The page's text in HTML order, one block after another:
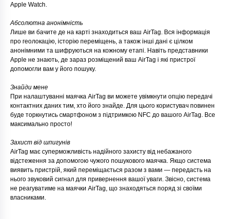
Apple Watch.
Абсолютна анонімність
Лише ви бачите де на карті знаходиться ваш AirTag. Вся інформація
про геолокацію, історію переміщень, а також інші дані є цілком
анонімними та шифруються на кожному етапі. Навіть представники
Apple не знають, де зараз розміщений ваш AirTag і які пристрої
допомогли вам у його пошуку.
Знайди мене
При налаштуванні маячка AirTag ви можете увімкнути опцію передачі
контактних даних тим, хто його знайде. Для цього користувач повинен
буде торкнутись смартфоном з підтримкою NFC до вашого AirTag. Все
максимально просто!
Захист від шпигунів
AirTag має суперможливість надійного захисту від небажаного
відстеження за допомогою чужого пошукового маячка. Якщо система
виявить пристрій, який переміщається разом з вами — передасть на
нього звуковий сигнал для привернення вашої уваги. Звісно, система
не реагуватиме на маячки AirTag, що знаходяться поряд зі своїми
власниками.